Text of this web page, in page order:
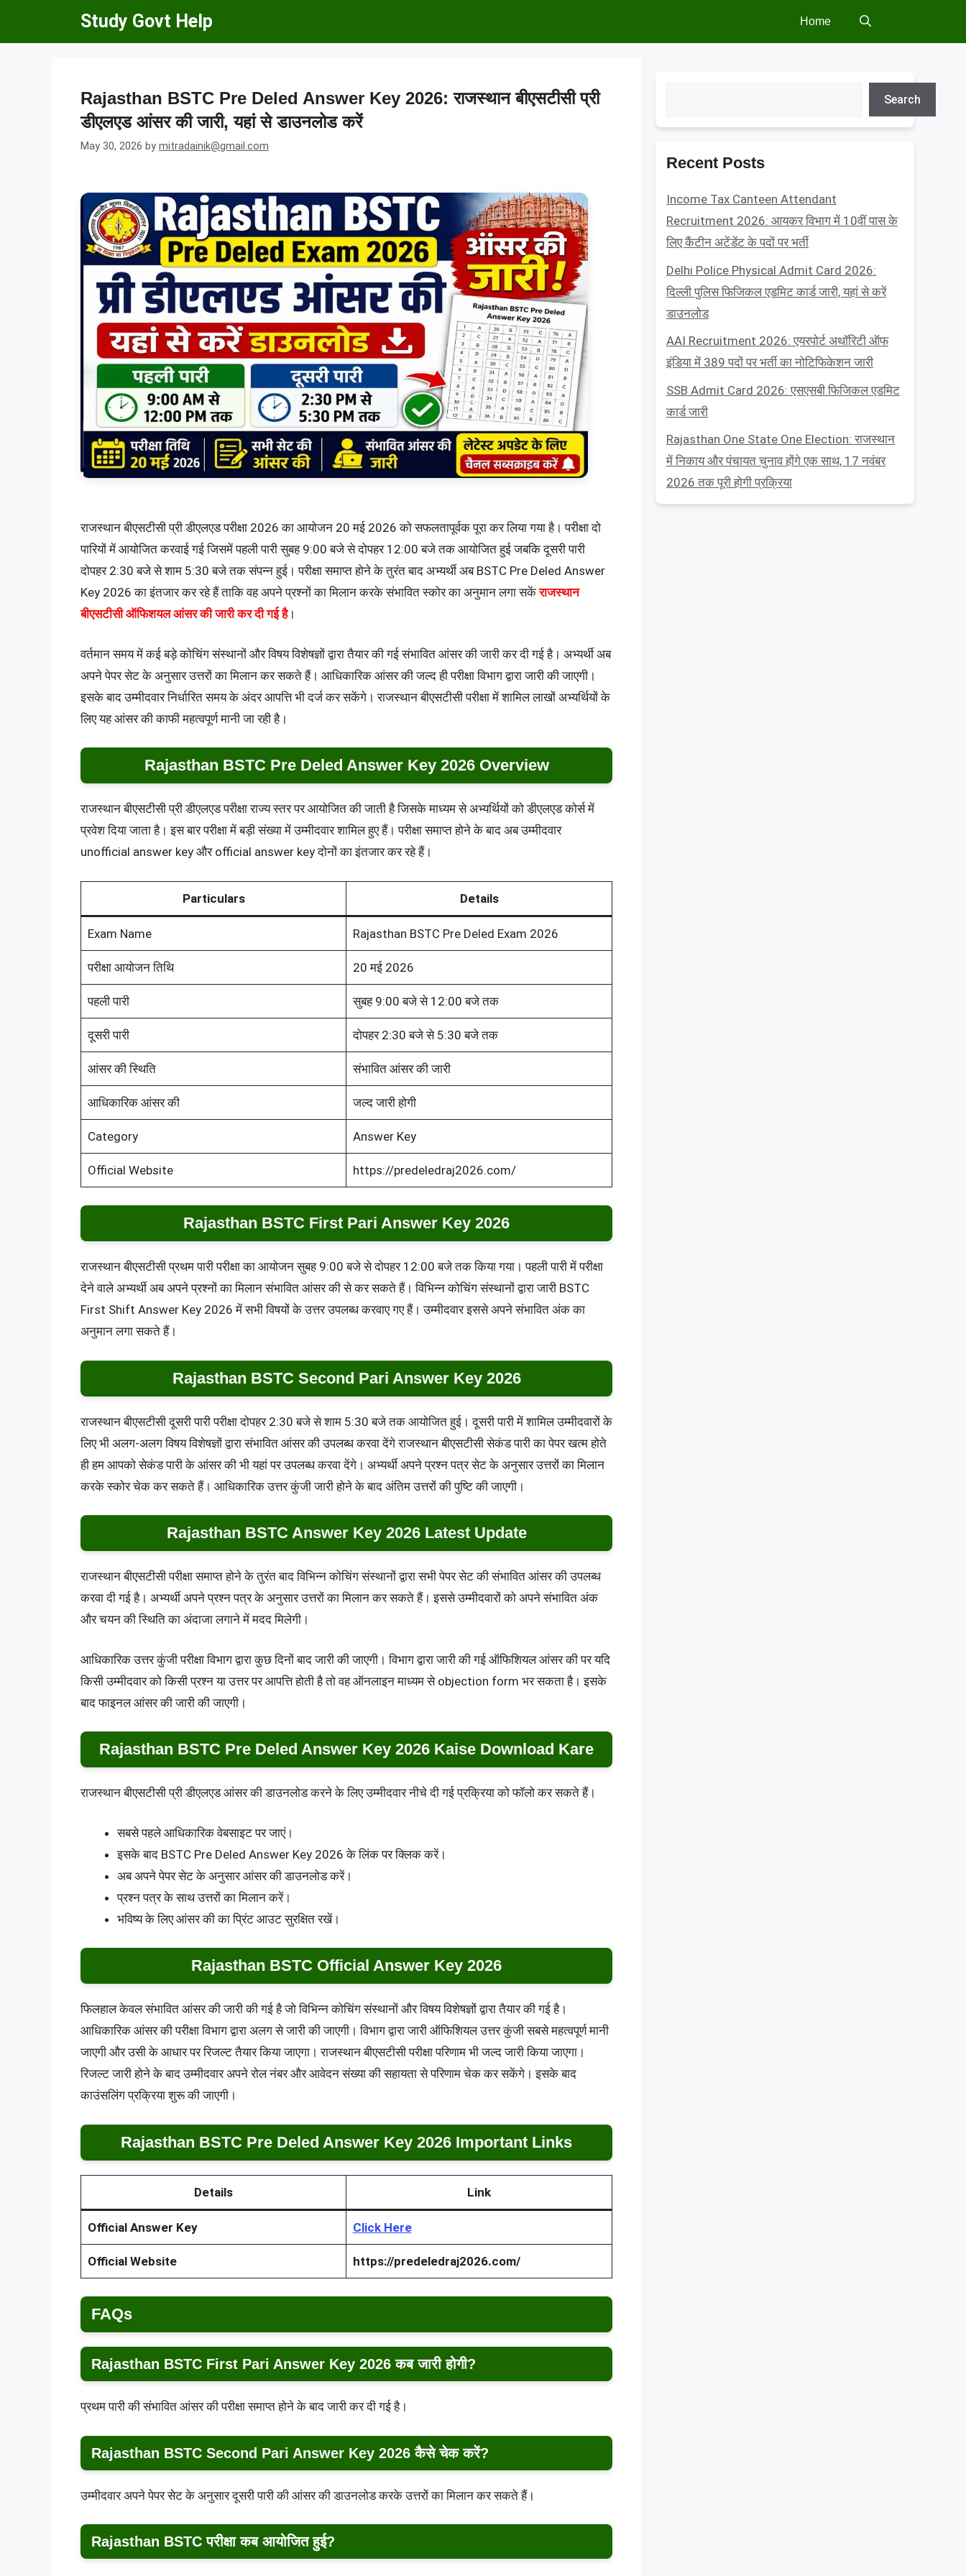
Study Govt Help Home
Rajasthan BSTC Pre Deled Answer Key 2026: राजस्थान बीएसटीसी प्री
डीएलएड आंसर की जारी, यहां से डाउनलोड करें
May 30, 2026 by mitradainik@gmail.com
राजस्थान बीएसटीसी प्री डीएलएड परीक्षा 2026 का आयोजन 20 मई 2026 को सफलतापूर्वक पूरा कर लिया गया है। परीक्षा दो
पारियों में आयोजित करवाई गई जिसमें पहली पारी सुबह 9:00 बजे से दोपहर 12:00 बजे तक आयोजित हुई जबकि दूसरी पारी
दोपहर 2:30 बजे से शाम 5:30 बजे तक संपन्न हुई। परीक्षा समाप्त होने के तुरंत बाद अभ्यर्थी अब BSTC Pre Deled Answer
Key 2026 का इंतजार कर रहे हैं ताकि वह अपने प्रश्नों का मिलान करके संभावित स्कोर का अनुमान लगा सकेंराजस्थान
बीएसटीसी ऑफिशयल आंसर की जारी कर दी गई है।
वर्तमान समय में कई बड़े कोचिंग संस्थानों और विषय विशेषज्ञों द्वारा तैयार की गई संभावित आंसर की जारी कर दी गई है। अभ्यर्थी अब
अपने पेपर सेट के अनुसार उत्तरों का मिलान कर सकते हैं। आधिकारिक आंसर की जल्द ही परीक्षा विभाग द्वारा जारी की जाएगी।
इसके बाद उम्मीदवार निर्धारित समय के अंदर आपत्ति भी दर्ज कर सकेंगे। राजस्थान बीएसटीसी परीक्षा में शामिल लाखों अभ्यर्थियों के
लिए यह आंसर की काफी महत्वपूर्ण मानी जा रही है।
Rajasthan BSTC Pre Deled Answer Key 2026 Overview
राजस्थान बीएसटीसी प्री डीएलएड परीक्षा राज्य स्तर पर आयोजित की जाती है जिसके माध्यम से अभ्यर्थियों को डीएलएड कोर्स में
प्रवेश दिया जाता है। इस बार परीक्षा में बड़ी संख्या में उम्मीदवार शामिल हुए हैं। परीक्षा समाप्त होने के बाद अब उम्मीदवार
unofficial answer key और official answer key दोनों का इंतजार कर रहे हैं।
Particulars Details
Exam Name Rajasthan BSTC Pre Deled Exam 2026
परीक्षा आयोजन तिथि 20 मई 2026
पहली पारी सुबह 9:00 बजे से 12:00 बजे तक
दूसरी पारी दोपहर 2:30 बजे से 5:30 बजे तक
आंसर की स्थिति संभावित आंसर की जारी
आधिकारिक आंसर की जल्द जारी होगी
Category Answer Key
Official Website https://predeledraj2026.com/
Rajasthan BSTC First Pari Answer Key 2026
राजस्थान बीएसटीसी प्रथम पारी परीक्षा का आयोजन सुबह 9:00 बजे से दोपहर 12:00 बजे तक किया गया। पहली पारी में परीक्षा
देने वाले अभ्यर्थी अब अपने प्रश्नों का मिलान संभावित आंसर की से कर सकते हैं। विभिन्न कोचिंग संस्थानों द्वारा जारी BSTC
First Shift Answer Key 2026 में सभी विषयों के उत्तर उपलब्ध करवाए गए हैं। उम्मीदवार इससे अपने संभावित अंक का
अनुमान लगा सकते हैं।
Rajasthan BSTC Second Pari Answer Key 2026
राजस्थान बीएसटीसी दूसरी पारी परीक्षा दोपहर 2:30 बजे से शाम 5:30 बजे तक आयोजित हुई। दूसरी पारी में शामिल उम्मीदवारों के
लिए भी अलग-अलग विषय विशेषज्ञों द्वारा संभावित आंसर की उपलब्ध करवा देंगे राजस्थान बीएसटीसी सेकंड पारी का पेपर खत्म होते
ही हम आपको सेकंड पारी के आंसर की भी यहां पर उपलब्ध करवा देंगे। अभ्यर्थी अपने प्रश्न पत्र सेट के अनुसार उत्तरों का मिलान
करके स्कोर चेक कर सकते हैं। आधिकारिक उत्तर कुंजी जारी होने के बाद अंतिम उत्तरों की पुष्टि की जाएगी।
Rajasthan BSTC Answer Key 2026 Latest Update
राजस्थान बीएसटीसी परीक्षा समाप्त होने के तुरंत बाद विभिन्न कोचिंग संस्थानों द्वारा सभी पेपर सेट की संभावित आंसर की उपलब्ध
करवा दी गई है। अभ्यर्थी अपने प्रश्न पत्र के अनुसार उत्तरों का मिलान कर सकते हैं। इससे उम्मीदवारों को अपने संभावित अंक
और चयन की स्थिति का अंदाजा लगाने में मदद मिलेगी।
आधिकारिक उत्तर कुंजी परीक्षा विभाग द्वारा कुछ दिनों बाद जारी की जाएगी। विभाग द्वारा जारी की गई ऑफिशियल आंसर की पर यदि
किसी उम्मीदवार को किसी प्रश्न या उत्तर पर आपत्ति होती है तो वह ऑनलाइन माध्यम से objection form भर सकता है। इसके
बाद फाइनल आंसर की जारी की जाएगी।
Rajasthan BSTC Pre Deled Answer Key 2026 Kaise Download Kare
राजस्थान बीएसटीसी प्री डीएलएड आंसर की डाउनलोड करने के लिए उम्मीदवार नीचे दी गई प्रक्रिया को फॉलो कर सकते हैं।
सबसे पहले आधिकारिक वेबसाइट पर जाएं।
इसके बाद BSTC Pre Deled Answer Key 2026 के लिंक पर क्लिक करें।
अब अपने पेपर सेट के अनुसार आंसर की डाउनलोड करें।
प्रश्न पत्र के साथ उत्तरों का मिलान करें।
भविष्य के लिए आंसर की का प्रिंट आउट सुरक्षित रखें।
Rajasthan BSTC Official Answer Key 2026
फिलहाल केवल संभावित आंसर की जारी की गई है जो विभिन्न कोचिंग संस्थानों और विषय विशेषज्ञों द्वारा तैयार की गई है।
आधिकारिक आंसर की परीक्षा विभाग द्वारा अलग से जारी की जाएगी। विभाग द्वारा जारी ऑफिशियल उत्तर कुंजी सबसे महत्वपूर्ण मानी
जाएगी और उसी के आधार पर रिजल्ट तैयार किया जाएगा। राजस्थान बीएसटीसी परीक्षा परिणाम भी जल्द जारी किया जाएगा।
रिजल्ट जारी होने के बाद उम्मीदवार अपने रोल नंबर और आवेदन संख्या की सहायता से परिणाम चेक कर सकेंगे। इसके बाद
काउंसलिंग प्रक्रिया शुरू की जाएगी।
Rajasthan BSTC Pre Deled Answer Key 2026 Important Links
Details Link
Official Answer Key Click Here
Official Website https://predeledraj2026.com/
FAQs
Rajasthan BSTC First Pari Answer Key 2026 कब जारी होगी?
प्रथम पारी की संभावित आंसर की परीक्षा समाप्त होने के बाद जारी कर दी गई है।
Rajasthan BSTC Second Pari Answer Key 2026 कैसे चेक करें?
उम्मीदवार अपने पेपर सेट के अनुसार दूसरी पारी की आंसर की डाउनलोड करके उत्तरों का मिलान कर सकते हैं।
Rajasthan BSTC परीक्षा कब आयोजित हुई?
Search
Recent Posts
Income Tax Canteen Attendant
Recruitment 2026: आयकर विभाग में 10वीं पास के
लिए कैंटीन अटेंडेंट के पदों पर भर्ती
Delhi Police Physical Admit Card 2026:
दिल्ली पुलिस फिजिकल एडमिट कार्ड जारी, यहां से करें
डाउनलोड
AAI Recruitment 2026: एयरपोर्ट अथॉरिटी ऑफ
इंडिया में 389 पदों पर भर्ती का नोटिफिकेशन जारी
SSB Admit Card 2026: एसएसबी फिजिकल एडमिट
कार्ड जारी
Rajasthan One State One Election: राजस्थान
में निकाय और पंचायत चुनाव होंगे एक साथ, 17 नवंबर
2026 तक पूरी होगी प्रक्रिया